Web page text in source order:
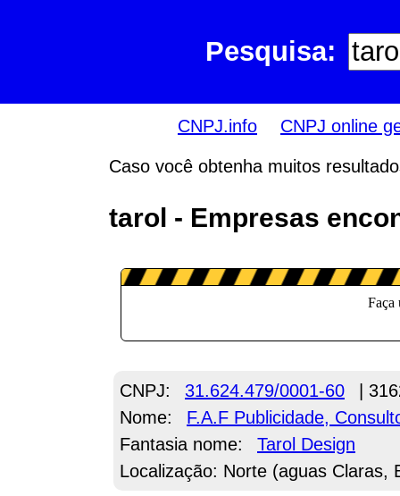
Pesquisa:
CNPJ.info CNPJ online
Caso você obtenha muitos
tarol - Empresas
CNPJ: 31.624.479/0001-60
|
Nome:
F.A.F Publicidade,
Fantasia nome:
Tarol Design
Localização: Norte (aguas Claras,